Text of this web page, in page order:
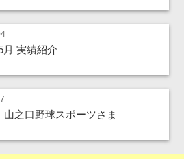
月 実績紹介
山之口野球スポーツさま